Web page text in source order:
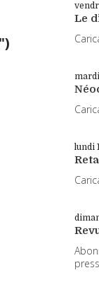
Le
lundi